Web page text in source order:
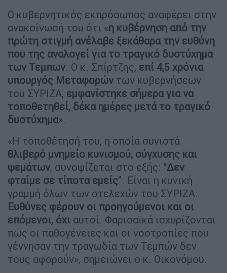
Ο κυβερνητικός εκπρόσωπος αναφέρει στην
ανακοίνωσή του ότι «η κυβέρνηση από την
πρώτη στιγμή ανέλαβε ξεκάθαρα την ευθύνη
που της αναλογεί για το τραγικό δυστύχημα
των Τεμπων. Ο κ. Σπίρτζης, επί 4,5 χρόνια
υπουργός Μεταφορών των κυβερνήσεων
του ΣΥΡΙΖΑ, εμφανίστηκε σήμερα για να
τοποθετηθεί, δέκα ημέρες μετά το τραγικό
δυστύχημα».
«Η τοποθέτησή του, η οποία συνιστά
θλιβερό μνημείο κυνισμού, σύγχυσης και
ψεμάτων, συνοψίζεται στο εξής: “Δεν
φταίμε σε τίποτα εμείς”. Είναι η κυνική
γραμμή όλων των στελεχών του ΣΥΡΙΖΑ.
Ευθύνες φέρουν οι προηγούμενοι και οι
επόμενοι, όχι αυτοί. Φαρισαϊκά ισχυρίζονται
πως οι παθογένειες και οι νοοτροπίες που
γέννησαν την τραγωδία των Τεμπών δεν
τους αφορούν», σημειώνει ο κ. Οικονόμου.